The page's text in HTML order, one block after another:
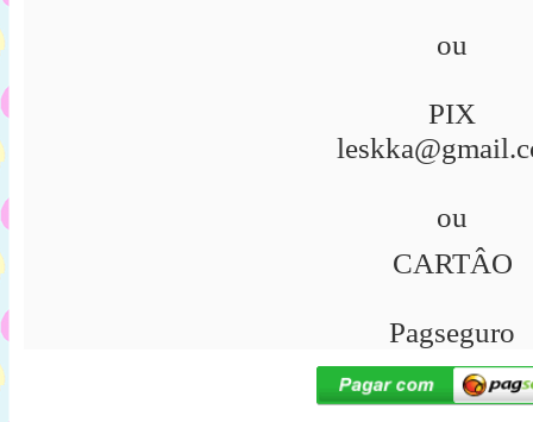
ou
PIX
ou
CARTÂO
Pagseguro